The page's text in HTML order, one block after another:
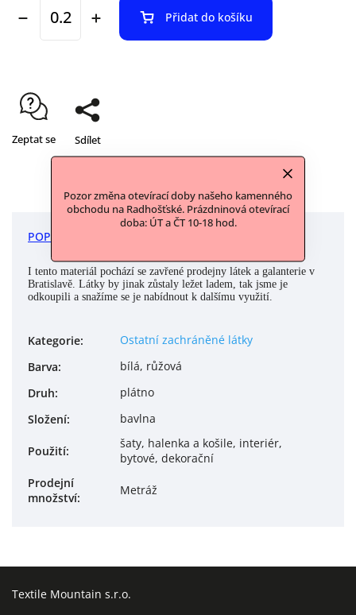
Pozor změna otevírací doby našeho kamenného
obchodu na Radhošťské. Prázdninová otevírací
doba: ÚT a ČT 10-18 hod.
Přidat do košíku
Zeptat se Sdílet
POPIS
I tento materiál pochází se zavřené prodejny látek a galanterie v
Bratislavě. Látky by jinak zůstaly ležet ladem, tak jsme je
odkoupili a snažíme se je nabídnout k dalšímu využití.
Kategorie:
Ostatní zachráněné látky
Barva:
bílá, růžová
Druh:
plátno
Složení: bavlna
Použití:
šaty, halenka a košile, interiér,
bytové, dekorační
Prodejní
množství:
Metráž
Textile Mountain s.r.o.